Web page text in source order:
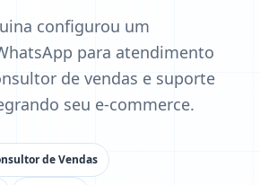
configurou um
para atendimento
de vendas e suporte
seu e-commerce.
de Vendas